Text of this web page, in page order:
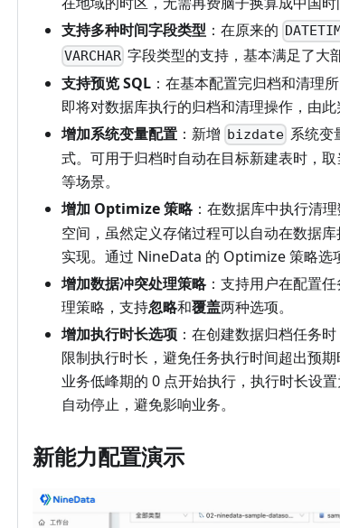
支持多种时间字段类型 ：在原来的
VARCHAR 字段类型的支持，基本满足了大
支持预览 SQL ：在基本配置完归档和清理
即将对数据库执行的归档和清理操作，由此
增加系统变量配置 ：新增 bizdate 系统变
式。可用于归档时自动在目标新建表时，
等场景。
增加 Optimize 策略：在数据库中执行清
空间，虽然定义存储过程可以自动在数据
实现。通过 NineData 的 Optimize 策略选
增加数据冲突处理策略：支持用户在配置
理策略，支持忽略和覆盖两种选项。
增加执行时长选项 ：在创建数据归档任务
限制执行时长，避免任务执行时间超出预
业务低峰期的 0 点开始执行，执行时长设
自动停止，避免影响业务。
新能力配置演示